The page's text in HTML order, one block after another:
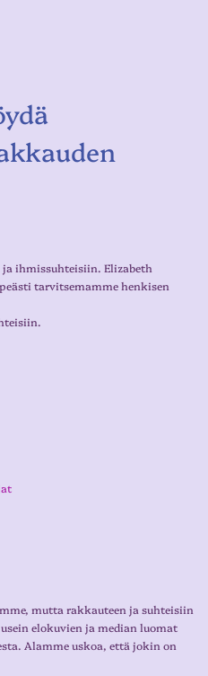
ihmissuhteisiin. Elizabeth
tarvitsemamme henkisen
mutta rakkauteen ja suhteisiin
elokuvien ja median luomat
Alamme uskoa, että jokin on